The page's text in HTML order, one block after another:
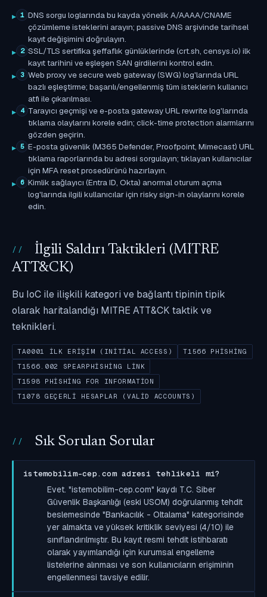
1 DNS sorgu loglarında bu kayda yönelik A/AAAA/CNAME
çözümleme isteklerini arayın; passive DNS arşivinde tarihsel
kayıt değişimini doğrulayın.
2 SSL/TLS sertifika şeffaflık günlüklerinde (crt.sh, censys.io) ilk
kayıt tarihini ve eşleşen SAN girdilerini kontrol edin.
3 Web proxy ve secure web gateway (SWG) log'larında URL
bazlı eşleştirme; başarılı/engellenmiş tüm isteklerin kullanıcı
atfı ile çıkarılması.
4 Tarayıcı geçmişi ve e-posta gateway URL rewrite log'larında
tıklama olaylarını korele edin; click-time protection alarmlarını
gözden geçirin.
5 E-posta güvenlik (M365 Defender, Proofpoint, Mimecast) URL
tıklama raporlarında bu adresi sorgulayın; tıklayan kullanıcılar
için MFA reset prosedürünü hazırlayın.
6 Kimlik sağlayıcı (Entra ID, Okta) anormal oturum açma
log'larında ilgili kullanıcılar için risky sign-in olaylarını korele
edin.
İlgili Saldırı Taktikleri (MITRE
ATT&CK)
Bu IoC ile ilişkili kategori ve bağlantı tipinin tipik
olarak haritalandığı MITRE ATT&CK taktik ve
teknikleri.
TA0001 İLK ERIŞIM (INITIAL ACCESS)
T1566 PHISHING
T1566.002 SPEARPHISHING LINK
T1598 PHISHING FOR INFORMATION
T1078 GEÇERLI HESAPLAR (VALID ACCOUNTS)
Sık Sorulan Sorular
istemobilim-cep.com adresi tehlikeli mi?
Evet. "istemobilim-cep.com" kaydı T.C. Siber
Güvenlik Başkanlığı (eski USOM) doğrulanmış tehdit
beslemesinde "Bankacılık - Oltalama" kategorisinde
yer almakta ve yüksek kritiklik seviyesi (4/10) ile
sınıflandırılmıştır. Bu kayıt resmi tehdit istihbaratı
olarak yayımlandığı için kurumsal engelleme
listelerine alınması ve son kullanıcıların erişiminin
engellenmesi tavsiye edilir.